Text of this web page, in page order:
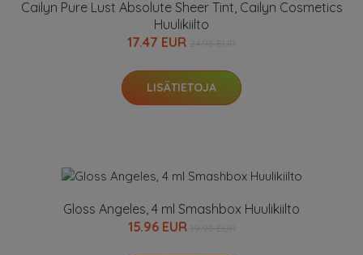
Cailyn Pure Lust Absolute Sheer Tint, Cailyn Cosmetics
Huulikiilto
17.47 EUR
LISÄTIETOJA
Gloss Angeles, 4 ml Smashbox Huulikiilto
15.96 EUR